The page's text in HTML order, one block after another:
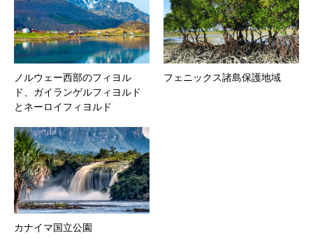
ノルウェー西部のフィヨル
ド、ガイランゲルフィヨルド
とネーロイフィヨルド
フェニックス諸島保護地域
カナイマ国立公園